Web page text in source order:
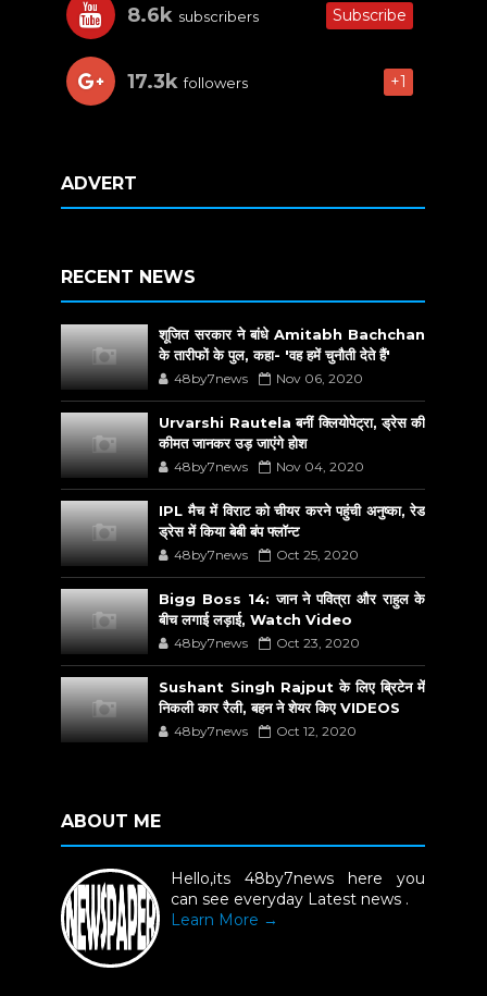
8.6k subscribers Subscribe
17.3k followers +1
ADVERT
RECENT NEWS
शूजित सरकार ने बांधे Amitabh Bachchan
के तारीफों के पुल, कहा- 'वह हमें चुनौती देते हैं'
48by7news Nov 06, 2020
Urvarshi Rautela बनीं क्लियोपेट्रा, ड्रेस की
कीमत जानकर उड़ जाएंगे होश
48by7news Nov 04, 2020
IPL मैच में विराट को चीयर करने पहुंची अनुष्का, रेड
ड्रेस में किया बेबी बंप फ्लॉन्ट
48by7news Oct 25, 2020
Bigg Boss 14: जान ने पवित्रा और राहुल के
बीच लगाई लड़ाई, Watch Video
48by7news Oct 23, 2020
Sushant Singh Rajput के लिए ब्रिटेन में
निकली कार रैली, बहन ने शेयर किए VIDEOS
48by7news Oct 12, 2020
ABOUT ME
Hello,its 48by7news here you
can see everyday Latest news .
Learn More →